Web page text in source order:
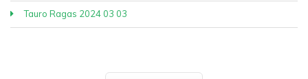
Tauro Ragas 2024 03 03